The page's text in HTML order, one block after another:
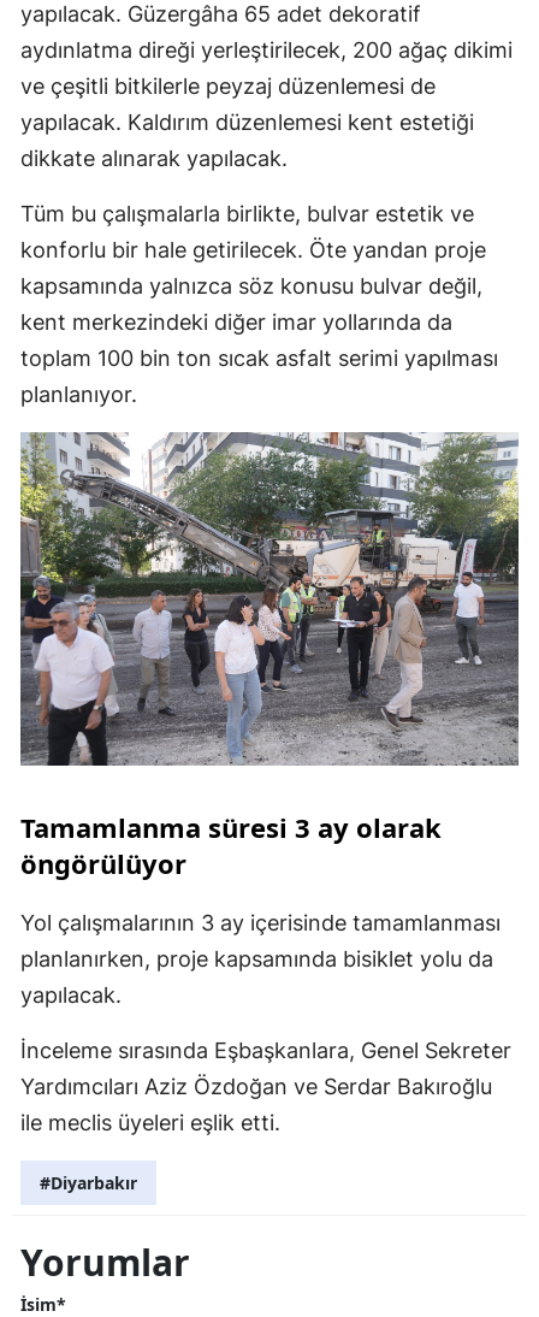
yapılacak. Güzergâha 65 adet dekoratif
aydınlatma direği yerleştirilecek, 200 ağaç dikimi
ve çeşitli bitkilerle peyzaj düzenlemesi de
yapılacak. Kaldırım düzenlemesi kent estetiği
dikkate alınarak yapılacak.
Tüm bu çalışmalarla birlikte, bulvar estetik ve
konforlu bir hale getirilecek. Öte yandan proje
kapsamında yalnızca söz konusu bulvar değil,
kent merkezindeki diğer imar yollarında da
toplam 100 bin ton sıcak asfalt serimi yapılması
planlanıyor.
Tamamlanma süresi 3 ay olarak
öngörülüyor
Yol çalışmalarının 3 ay içerisinde tamamlanması
planlanırken, proje kapsamında bisiklet yolu da
yapılacak.
İnceleme sırasında Eşbaşkanlara, Genel Sekreter
Yardımcıları Aziz Özdoğan ve Serdar Bakıroğlu
ile meclis üyeleri eşlik etti.
#Diyarbakır
Yorumlar
İsim*